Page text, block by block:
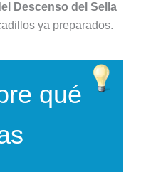
Descenso del Sella
ya preparados.
qué